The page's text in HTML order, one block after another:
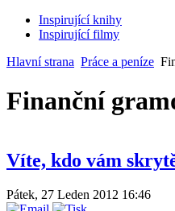
Inspirující knihy
Inspirující filmy
Hlavní strana Práce a peníze
Finanční
Víte, kdo vám
Pátek, 27 Leden 2012 16:46